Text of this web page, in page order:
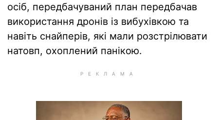
осіб, передбачуваний план передбачав
використання дронів із вибухівкою та
навіть снайперів, які мали розстрілювати
натовп, охоплений панікою.